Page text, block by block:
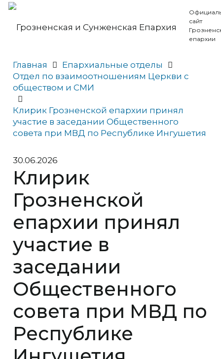
сайт
епархии
Главная
Епархиальные отделы
Отдел по взаимоотношениям Церкви с
обществом и СМИ
Клирик Грозненской епархии принял
участие в заседании Общественного
совета при МВД по Республике Ингушетия
30.06.2026
Клирик
Грозненской
епархии принял
участие в
заседании
Общественного
совета при МВД по
Республике